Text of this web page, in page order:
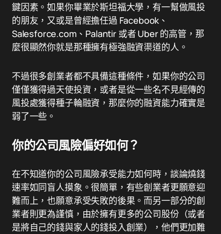
鍵因素。如果你畢業於斯坦福大學，有一幫做風投
的朋友，又或是曾經擔任過 Facebook、
Salesforce.com、Palantir 或者 Uber 的高管，那
麼很顯然你就是那種擁有極強融資渠道的人。
不過很多創業者都不具備這種條件，如果你的公司
僅僅獲得過天使投資，或者是從一些名不見經傳的
風投處獲得種子輪融資，那麼你的融資能力確實是
弱了一些。
你的公司風險偏好如何？
在不知道你的公司風險承受能力如何時，談論燒錢
速率如同盲人摸象。很簡單，有些創業者更願意迎
難而上，也願意承受失敗的後果。而另一部分的創
業者則更為謹慎，由於擁有更多的公司股份（或者
是將自己的錢與家人的錢投入創業），他們更加難